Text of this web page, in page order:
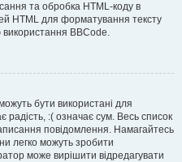
та обробка HTML-коду в
HTML для форматування тексту
BBCode.
бути використані для
радість, :( означає сум. Весь список
повідомлення. Намагайтесь
легко можуть зробити
може вирішити відредагувати